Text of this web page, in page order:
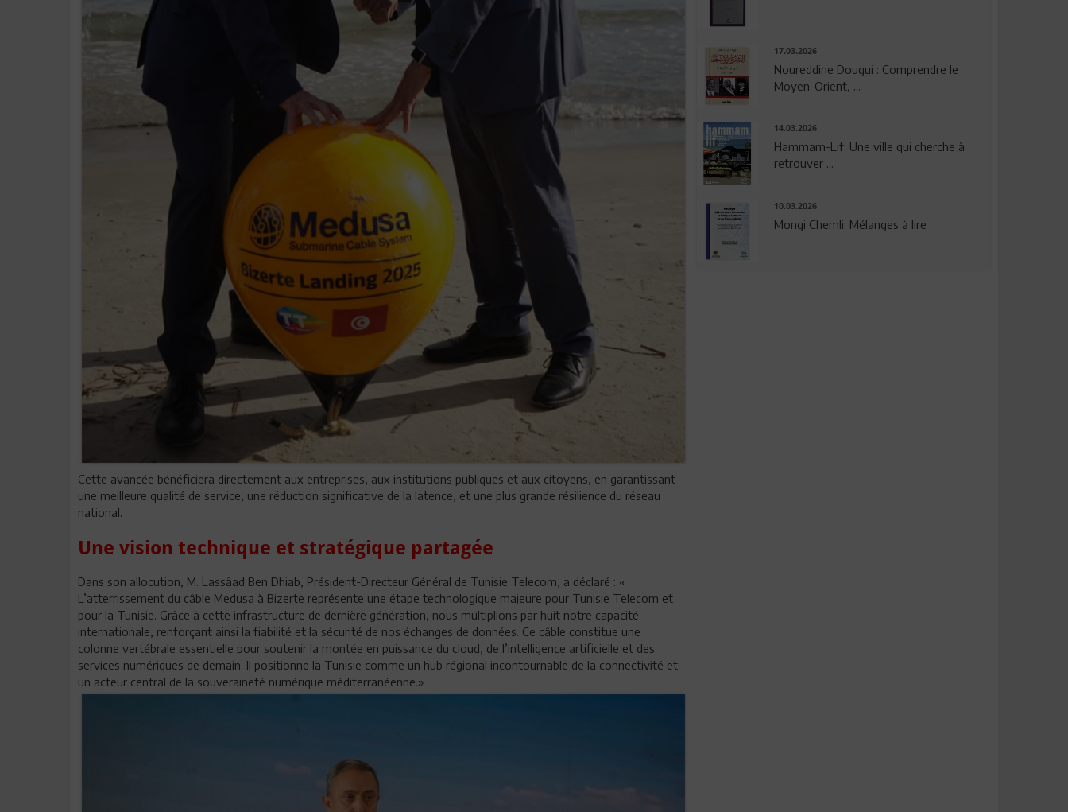
Cette avancée bénéficiera directement aux entreprises, aux institutions publiques et aux citoyens, en garantissant
une meilleure qualité de service, une réduction significative de la latence, et une plus grande résilience du réseau
national.
Une vision technique et stratégique partagée
Dans son allocution, M. Lassâad Ben Dhiab, Président-Directeur Général de Tunisie Telecom, a déclaré : «
L’atterrissement du câble Medusa à Bizerte représente une étape technologique majeure pour Tunisie Telecom et
pour la Tunisie. Grâce à cette infrastructure de dernière génération, nous multiplions par huit notre capacité
internationale, renforçant ainsi la fiabilité et la sécurité de nos échanges de données. Ce câble constitue une
colonne vertébrale essentielle pour soutenir la montée en puissance du cloud, de l’intelligence artificielle et des
services numériques de demain. Il positionne la Tunisie comme un hub régional incontournable de la connectivité et
un acteur central de la souveraineté numérique méditerranéenne.»
17.03.2026
Noureddine Dougui : Comprendre le
Moyen-Orient, ...
14.03.2026
Hammam-Lif: Une ville qui cherche à
retrouver ...
10.03.2026
Mongi Chemli: Mélanges à lire